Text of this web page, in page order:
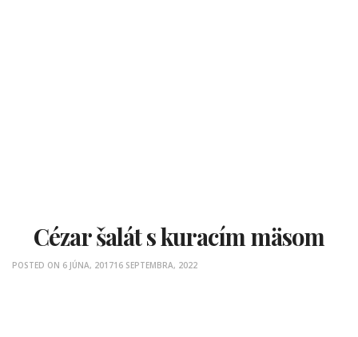
Cézar šalát s kuracím mäsom
POSTED ON 6 JÚNA, 201716 SEPTEMBRA, 2022